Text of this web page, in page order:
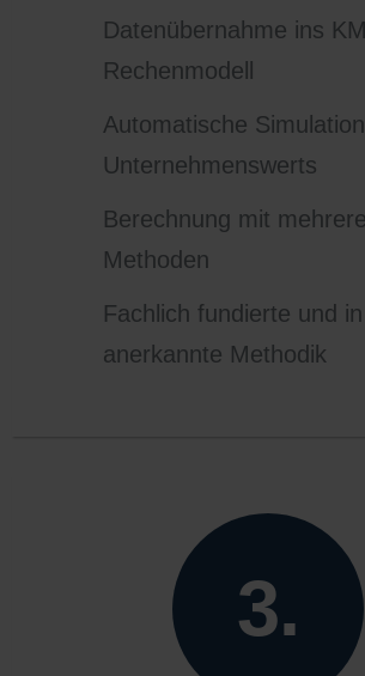
Datenübernahme ins
Rechenmodell
Automatische
Unternehmenswerts
Berechnung mit
Methoden
Fachlich fundierte und
anerkannte Methodik
3.